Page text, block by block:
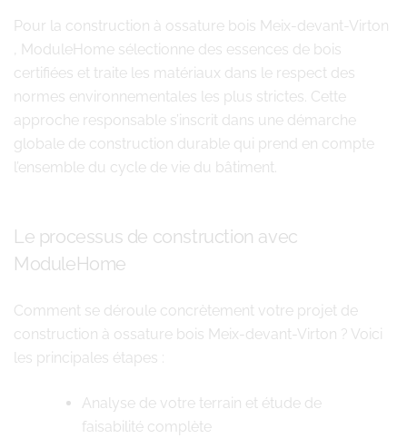
Pour la construction à ossature bois Meix-devant-Virton
, ModuleHome sélectionne des essences de bois
certifiées et traite les matériaux dans le respect des
normes environnementales les plus strictes. Cette
approche responsable s’inscrit dans une démarche
globale de construction durable qui prend en compte
l’ensemble du cycle de vie du bâtiment.
Le processus de construction avec
ModuleHome
Comment se déroule concrètement votre projet de
construction à ossature bois Meix-devant-Virton ? Voici
les principales étapes :
Analyse de votre terrain et étude de
faisabilité complète